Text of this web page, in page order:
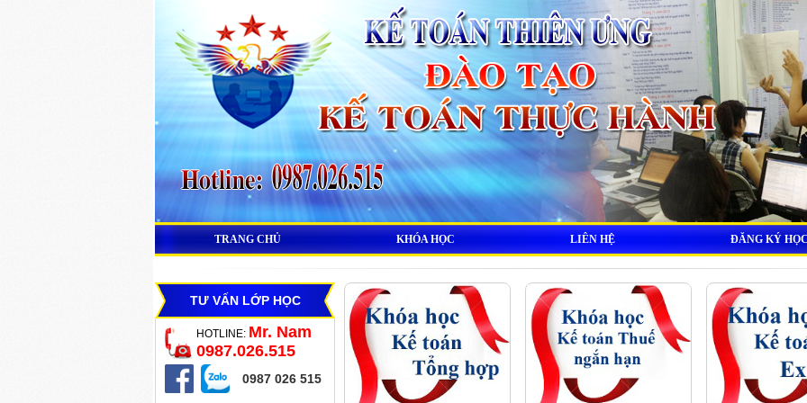
TRANG CHỦ KHÓA HỌC LIÊN HỆ ĐĂNG KÝ
TƯ VẤN LỚP HỌC
HOTLINE: Mr. Nam
0987.026.515
0987 026 515